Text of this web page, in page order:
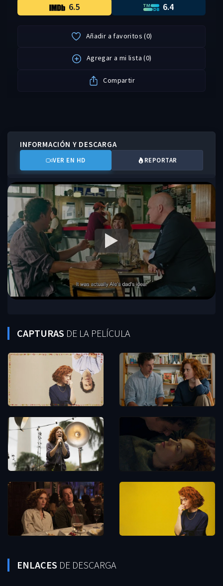
6.5 6.4
Añadir a favoritos (0)
Agregar a mi lista (0)
Compartir
INFORMACIÓN Y DESCARGA
VER EN HD REPORTAR
CAPTURAS DE LA PELÍCULA
ENLACES DE DESCARGA